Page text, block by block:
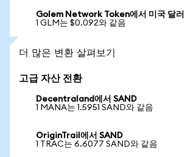
Golem Network Token에서 미국 달러
1 GLM는 $0.092와 같음
더 많은 변환 살펴보기
고급 자산 전환
Decentraland에서 SAND
1 MANA는 1.5951 SAND와 같음
OriginTrail에서 SAND
1 TRAC는 6.6077 SAND와 같음